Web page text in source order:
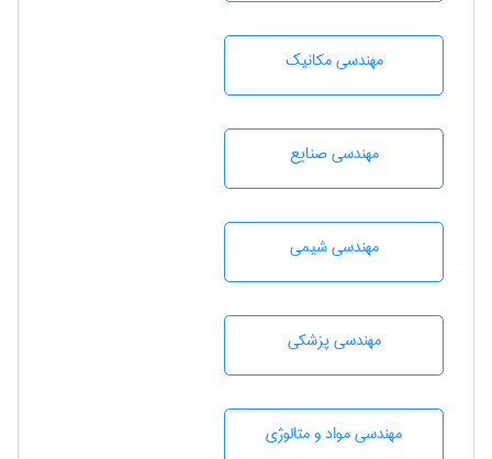
مهندسی مکانیک
مهندسی صنايع
مهندسي شيمی
مهندسی پزشکی
مهندسی مواد و متالوژی